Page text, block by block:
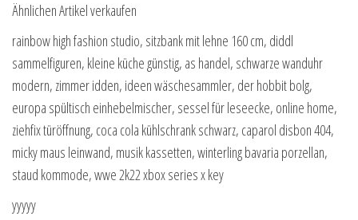
Ähnlichen Artikel verkaufen
rainbow high fashion studio, sitzbank mit lehne 160 cm, diddl
sammelfiguren, kleine küche günstig, as handel, schwarze wanduhr
modern, zimmer idden, ideen wäschesammler, der hobbit bolg,
europa spültisch einhebelmischer, sessel für leseecke, online home,
ziehfix türöffnung, coca cola kühlschrank schwarz, caparol disbon 404,
micky maus leinwand, musik kassetten, winterling bavaria porzellan,
staud kommode, wwe 2k22 xbox series x key
yyyyy